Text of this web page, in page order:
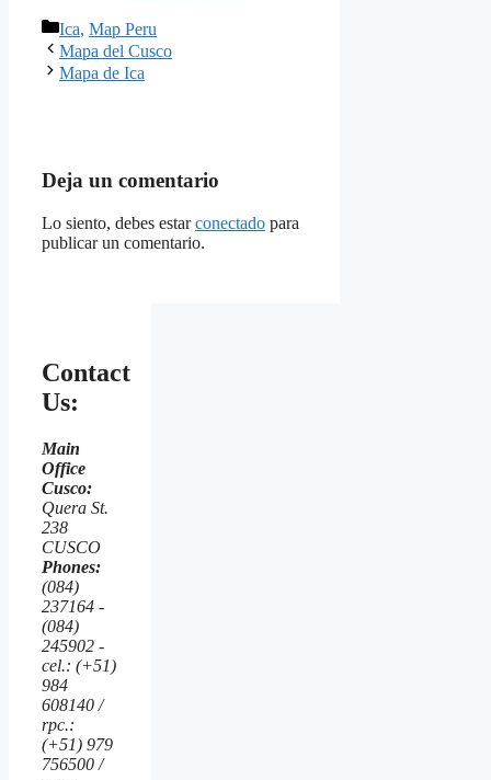
Categorías
Ica, Map Peru
Mapa del Cusco
Mapa de Ica
Deja un comentario
Lo siento, debes estarconectado para
publicar un comentario.
Contact
Us:
Main
Office
Cusco:
Quera St.
238
CUSCO
Phones:
(084)
237164 -
(084)
245902 -
cel.: (+51)
984
608140 /
rpc.:
(+51) 979
756500 /